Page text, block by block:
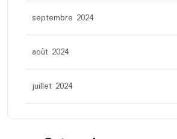
septembre 2024
août 2024
juillet 2024